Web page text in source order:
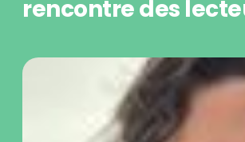
rencontre des